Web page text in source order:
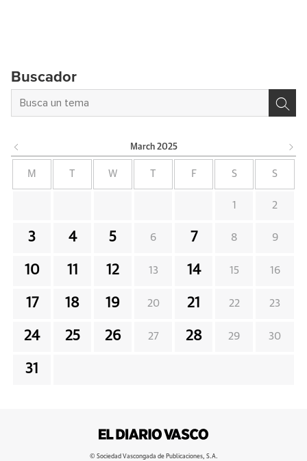
Buscador
March 2025
M W F S S
1 2
3 4 5 6 7 8 9
10 11 12 13 14 15 16
17 18 19 20 21 22 23
24 25 26 27 28 29 30
31
© Sociedad Vascongada de Publicaciones, S.A.